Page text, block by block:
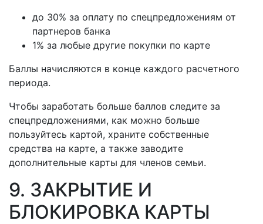
до 30% за оплату по спецпредложениям от
партнеров банка
1% за любые другие покупки по карте
Баллы начисляются в конце каждого расчетного
периода.
Чтобы заработать больше баллов следите за
спецпредложениями, как можно больше
пользуйтесь картой, храните собственные
средства на карте, а также заводите
дополнительные карты для членов семьи.
9. ЗАКРЫТИЕ И
БЛОКИРОВКА КАРТЫ